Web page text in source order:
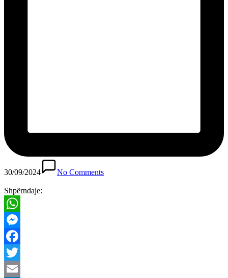
30/09/2024 No Comments
Shpërndaje:
WhatsApp
Messenger
Facebook
Twitter